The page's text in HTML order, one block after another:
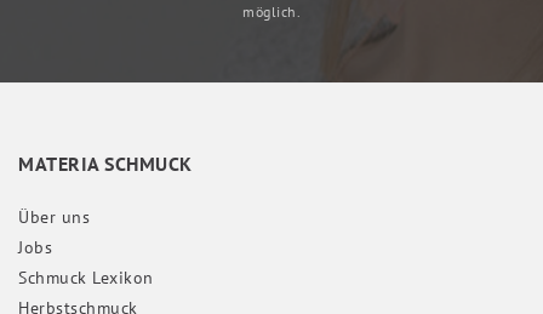
möglich.
MATERIA SCHMUCK
Über uns
Jobs
Schmuck Lexikon
Herbstschmuck